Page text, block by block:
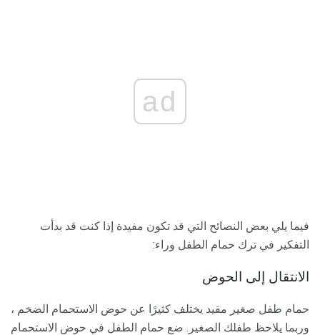
ad
فيما يلي بعض النصائح التي قد تكون مفيدة إذا كنت قد بدأت
التفكير في ترك حمام الطفل وراء:
الانتقال إلى الحوض
حمام طفل صغير مقيد يختلف كثيرًا عن حوض الاستحمام الضخم ،
وربما يلاحظ طفلك الصغير. ضع حمام الطفل في حوض الاستحمام